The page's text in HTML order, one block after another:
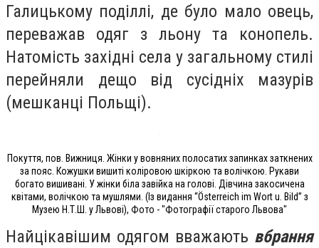
Галицькому поділлі, де було мало овець,
переважав одяг з льону та конопель.
Натомість західні села у загальному стилі
перейняли дещо від сусідніх мазурів
(мешканці Польщі).
Покуття, пов. Вижниця. Жінки у вовняних полосатих запинках заткнених
за пояс. Кожушки вишиті коліровою шкіркою та волічкою. Рукави
богато вишивані. У жінки біла завійка на голові. Дівчина закосичена
квітами, волічкою та мушлями. (Із видання “Österreich im Wort u. Bild” з
Музею Н.Т.Ш. у Львові), Фото - "Фотографії старого Львова"
Найцікавішим одягом вважають вбрання